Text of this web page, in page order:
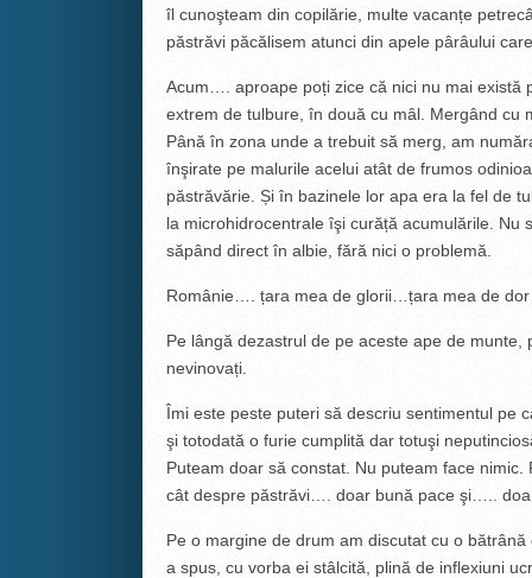
îl cunoşteam din copilărie, multe vacanțe
păstrăvi păcălisem atunci din apele pârâului
Acum…. aproape poți zice că nici nu mai există
extrem de tulbure, în două cu mâl. Mergând cu
Până în zona unde a trebuit să merg, am
înşirate pe malurile acelui atât de frumos
păstrăvărie. Și în bazinele lor apa era la fel de
la microhidrocentrale îşi curăță acumulările. Nu
săpând direct în albie, fără nici o problemă.
Românie…. țara mea de glorii…țara mea de
Pe lângă dezastrul de pe aceste ape de
nevinovați.
Îmi este peste puteri să descriu sentimentul pe
şi totodată o furie cumplită dar totuşi
Puteam doar să constat. Nu puteam face
cât despre păstrăvi…. doar bună pace şi…..
Pe o margine de drum am discutat cu o
a spus, cu vorba ei stâlcită, plină de inflexiuni